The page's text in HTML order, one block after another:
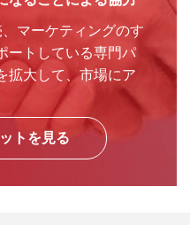
マーケティングのす
ートしている専門パ
拡大して、市場にア
トを見る